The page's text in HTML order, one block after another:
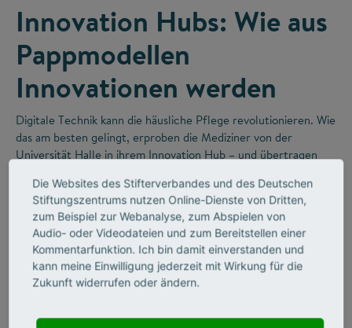
Innovation Hubs: Wie aus
Pappmodellen
Innovationen werden
Digitale Technik kann die häusliche Pflege revolutionieren. Wie
das am besten gelingt, erproben die Mediziner von der
Universität Halle in ihrem Innovation Hub – und übertragen
Die Websites des Stifterverbandes und des Deutschen
Stiftungszentrums nutzen Online-Dienste von Dritten,
zum Beispiel zur Webanalyse, zum Abspielen von
Audio- oder Videodateien und zum Bereitstellen einer
Kommentarfunktion. Ich bin damit einverstanden und
kann meine Einwilligung jederzeit mit Wirkung für die
Zukunft widerrufen oder ändern.